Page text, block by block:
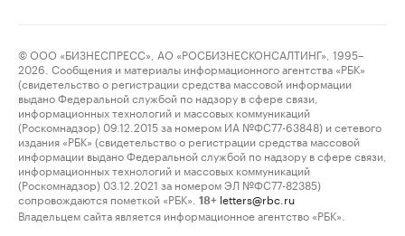
© ООО «БИЗНЕСПРЕСС», АО «РОСБИЗНЕСКОНСАЛТИНГ», 1995–
2026. Сообщения и материалы информационного агентства «РБК»
(свидетельство о регистрации средства массовой информации
выдано Федеральной службой по надзору в сфере связи,
информационных технологий и массовых коммуникаций
(Роскомнадзор) 09.12.2015 за номером ИА №ФС77-63848) и сетевого
издания «РБК» (свидетельство о регистрации средства массовой
информации выдано Федеральной службой по надзору в сфере связи,
информационных технологий и массовых коммуникаций
(Роскомнадзор) 03.12.2021 за номером ЭЛ №ФС77-82385)
сопровождаются пометкой «РБК».
18+ letters@rbc.ru
Владельцем сайта является информационное агентство «РБК».